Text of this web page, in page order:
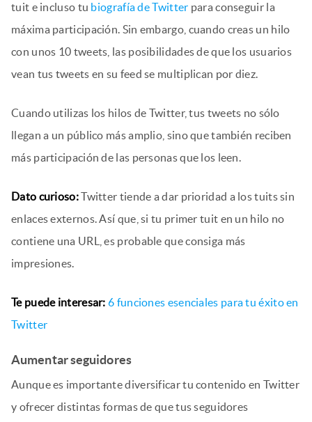
tuit e incluso tu biografía de Twitter para conseguir la
máxima participación. Sin embargo, cuando creas un hilo
con unos 10 tweets, las posibilidades de que los usuarios
vean tus tweets en su feed se multiplican por diez.
Cuando utilizas los hilos de Twitter, tus tweets no sólo
llegan a un público más amplio, sino que también reciben
más participación de las personas que los leen.
Dato curioso:Twitter tiende a dar prioridad a los tuits sin
enlaces externos. Así que, si tu primer tuit en un hilo no
contiene una URL, es probable que consiga más
impresiones.
Te puede interesar: 6 funciones esenciales para tu éxito en
Twitter
Aumentar seguidores
Aunque es importante diversificar tu contenido en Twitter
y ofrecer distintas formas de que tus seguidores